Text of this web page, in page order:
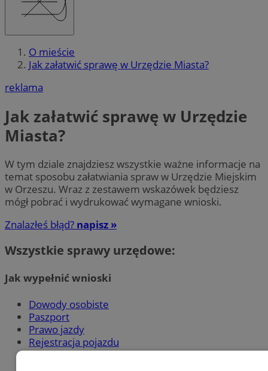
O mieście
Jak załatwić sprawę w Urzędzie Miasta?
reklama
Jak załatwić sprawę w Urzędzie
Miasta?
W tym dziale znajdziesz wszystkie ważne informacje na
temat sposobu załatwiania spraw w Urzędzie Miejskim
w Orzeszu. Wraz z zestawem wskazówek będziesz
mógł pobrać i wydrukować wymagane wnioski.
Znalazłeś błąd? napisz »
Wszystkie sprawy urzędowe:
Jak wypełnić wnioski
Dowody osobiste
Paszport
Prawo jazdy
Rejestracja pojazdu
800+